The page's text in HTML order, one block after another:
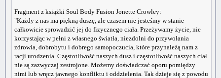
Fragment z książki Soul Body Fusion Jonette Crowley:
"Każdy z nas ma piękną duszę, ale czasem nie jesteśmy w stanie
całkowicie sprowadzić jej do fizycznego ciała. Przeżywamy życie, nie
korzystając w pełni z własnego światła, niezdolni do przywołania
zdrowia, dobrobytu i dobrego samopoczucia, które przynależą nam z
racji urodzenia. Częstotliwość naszych dusz i częstotliwość naszych ciał
nie są zazwyczaj zestrojone. Możemy doświadczać oporu pomiędzy
nimi lub wręcz jawnego konfliktu i oddzielenia. Tak dzieje się z powodu